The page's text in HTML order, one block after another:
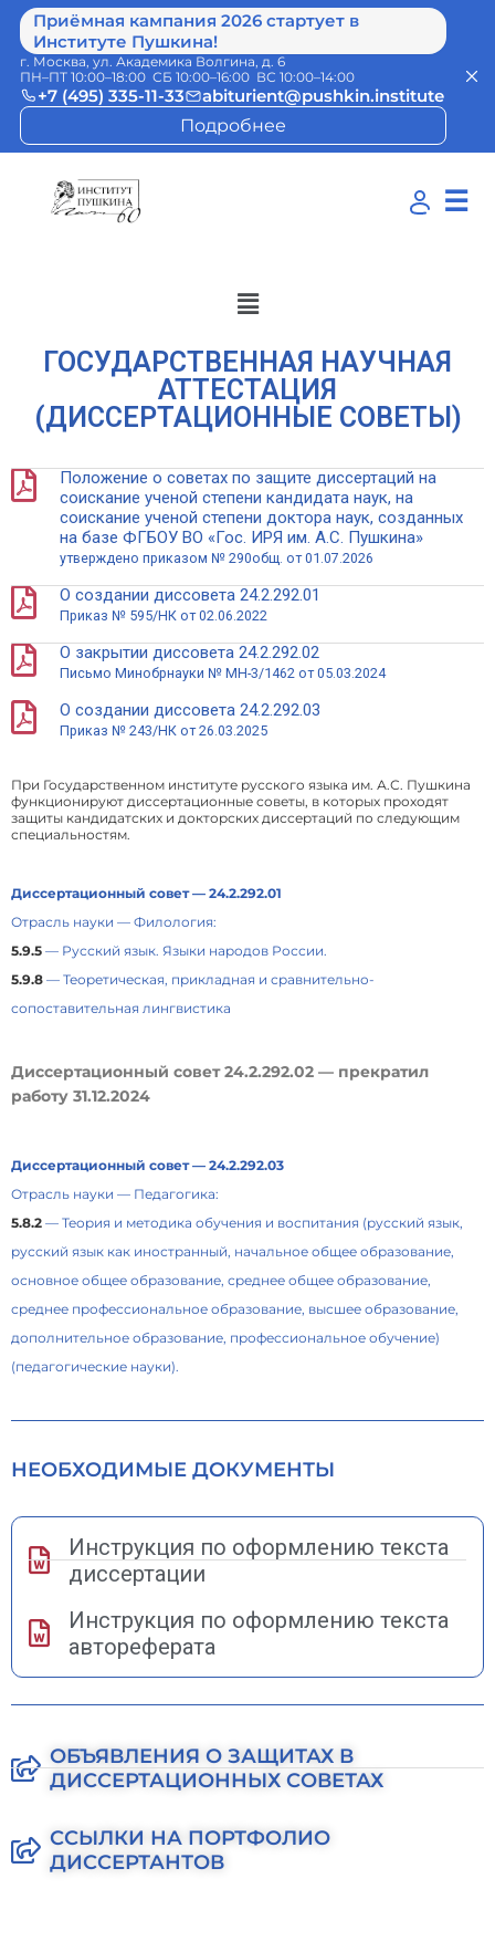
Приёмная кампания 2026 стартует в
Институте Пушкина!
г. Москва, ул. Академика Волгина, д. 6
ПН–ПТ 10:00–18:00 СБ 10:00–16:00 ВС 10:00–14:00
+7 (495) 335-11-33
abiturient@pushkin.institute
Подробнее
☰
ГОСУДАРСТВЕННАЯ НАУЧНАЯ
АТТЕСТАЦИЯ
(ДИССЕРТАЦИОННЫЕ СОВЕТЫ)
Положение о советах по защите диссертаций на
соискание ученой степени кандидата наук, на
соискание ученой степени доктора наук, созданных
на базе ФГБОУ ВО «Гос. ИРЯ им. А.С. Пушкина»
утверждено приказом № 290общ. от 01.07.2026
О создании диссовета 24.2.292.01
Приказ № 595/НК от 02.06.2022
О закрытии диссовета 24.2.292.02
Письмо Минобрнауки № МН-3/1462 от 05.03.2024
О создании диссовета 24.2.292.03
Приказ № 243/НК от 26.03.2025
При Государственном институте русского языка им. А.С. Пушкина
функционируют диссертационные советы, в которых проходят
защиты кандидатских и докторских диссертаций по следующим
специальностям.
Диссертационный совет — 24.2.292.01
Отрасль науки — Филология:
5.9.5 — Русский язык. Языки народов России.
5.9.8 — Теоретическая, прикладная и сравнительно-
сопоставительная лингвистика
Диссертационный совет 24.2.292.02 — прекратил
работу 31.12.2024
Диссертационный совет — 24.2.292.03
Отрасль науки — Педагогика:
5.8.2 — Теория и методика обучения и воспитания (русский язык,
русский язык как иностранный, начальное общее образование,
основное общее образование, среднее общее образование,
среднее профессиональное образование, высшее образование,
дополнительное образование, профессиональное обучение)
(педагогические науки).
НЕОБХОДИМЫЕ ДОКУМЕНТЫ
Инструкция по оформлению текста
диссертации
Инструкция по оформлению текста
автореферата
ОБЪЯВЛЕНИЯ О ЗАЩИТАХ В
ДИССЕРТАЦИОННЫХ СОВЕТАХ
ССЫЛКИ НА ПОРТФОЛИО
ДИССЕРТАНТОВ